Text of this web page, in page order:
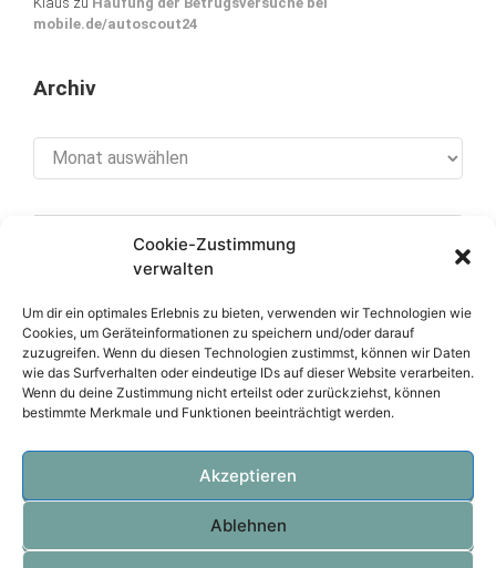
Cookie-Zustimmung
verwalten
Um dir ein optimales Erlebnis zu bieten, verwenden wir Technologien wie
Cookies, um Geräteinformationen zu speichern und/oder darauf
zuzugreifen. Wenn du diesen Technologien zustimmst, können wir Daten
wie das Surfverhalten oder eindeutige IDs auf dieser Website verarbeiten.
Wenn du deine Zustimmung nicht erteilst oder zurückziehst, können
bestimmte Merkmale und Funktionen beeinträchtigt werden.
Akzeptieren
Ablehnen
mobile.de/autoscout24
Archiv
[cookies_revoke]
Über diese Seite
Datenschutzerklärung